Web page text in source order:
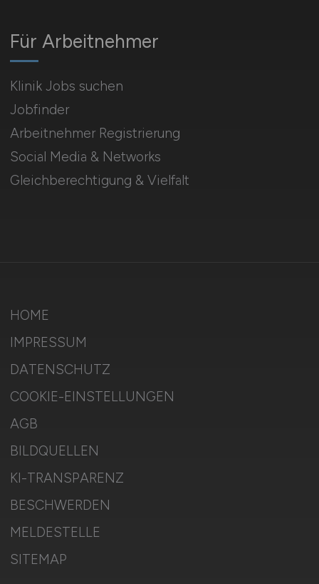
Für Arbeitnehmer
Klinik Jobs suchen
Jobfinder
Arbeitnehmer Registrierung
Social Media & Networks
Gleichberechtigung & Vielfalt
HOME
IMPRESSUM
DATENSCHUTZ
COOKIE-EINSTELLUNGEN
AGB
BILDQUELLEN
KI-TRANSPARENZ
BESCHWERDEN
MELDESTELLE
SITEMAP